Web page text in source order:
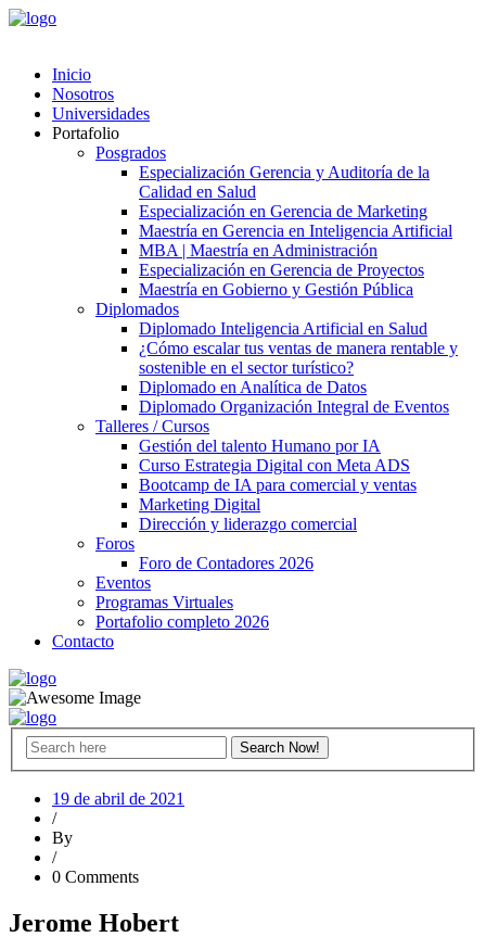
Inicio
Nosotros
Universidades
Portafolio
Posgrados
Especialización Gerencia y Auditoría de la
Calidad en Salud
Especialización en Gerencia de Marketing
Maestría en Gerencia en Inteligencia Artificial
MBA | Maestría en Administración
Especialización en Gerencia de Proyectos
Maestría en Gobierno y Gestión Pública
Diplomados
Diplomado Inteligencia Artificial en Salud
¿Cómo escalar tus ventas de manera rentable y
sostenible en el sector turístico?
Diplomado en Analítica de Datos
Diplomado Organización Integral de Eventos
Talleres / Cursos
Gestión del talento Humano por IA​
Curso Estrategia Digital con Meta ADS
Bootcamp de IA para comercial y ventas
Marketing Digital
Dirección y liderazgo comercial
Foros
Foro de Contadores 2026
Eventos
Programas Virtuales
Portafolio completo 2026
Contacto
19 de abril de 2021
/
By
/
0 Comments
Jerome Hobert